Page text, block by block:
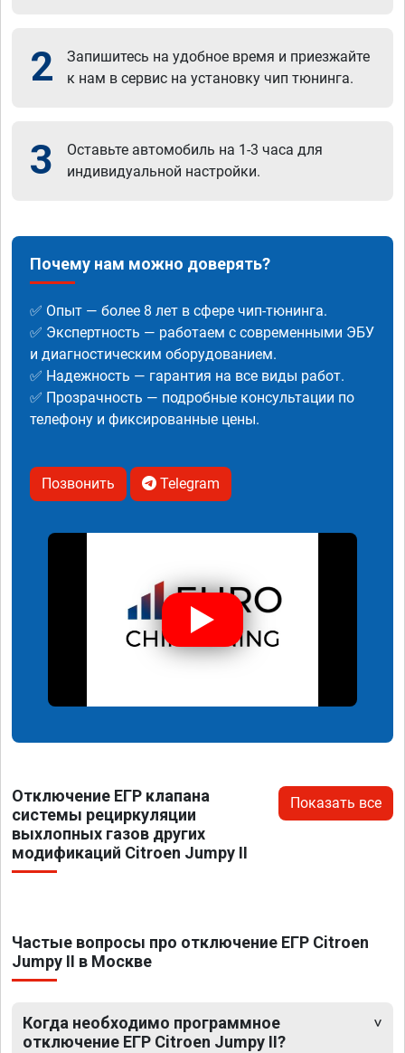
2
Запишитесь на удобное время и приезжайте
к нам в сервис на установку чип тюнинга.
3
Оставьте автомобиль на 1-3 часа для
индивидуальной настройки.
Почему нам можно доверять?
✅ Опыт — более 8 лет в сфере чип-тюнинга.
✅ Экспертность — работаем с современными ЭБУ
и диагностическим оборудованием.
✅ Надежность — гарантия на все виды работ.
✅ Прозрачность — подробные консультации по
телефону и фиксированные цены.
Позвонить Telegram
Отключение ЕГР клапана
системы рециркуляции
выхлопных газов других
модификаций Citroen Jumpy II
Показать все
Частые вопросы про отключение ЕГР Citroen
Jumpy II в Москве
Когда необходимо программное
отключение ЕГР Citroen Jumpy II?